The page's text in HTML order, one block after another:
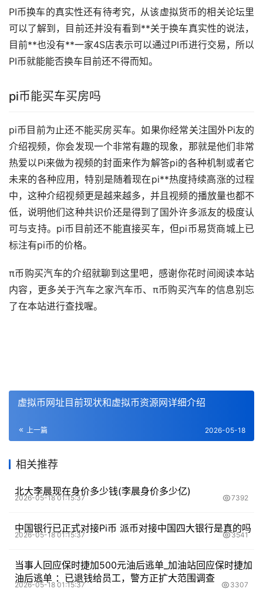
PI币换车的真实性还有待考究，从该虚拟货币的相关论坛里
可以了解到，目前还并没有看到**关于换车真实性的说法，
目前**也没有**一家4S店表示可以通过PI币进行交易，所以
PI币就能能否换车目前还不得而知。
pi币能买车买房吗
pi币目前为止还不能买房买车。如果你经常关注国外Pi友的
介绍视频，你会发现一个非常有趣的现象，那就是他们非常
热爱以Pi来做为视频的封面来作为解答pi的各种机制或者它
未来的各种应用，特别是随着现在pi**热度持续高涨的过程
中，这种介绍视频更是越来越多，并且视频的播放量也都不
低，说明他们这种共识价还是得到了国外许多派友的极度认
可与支持。pi币目前还不能直接买车，但pi币易货商城上已
标注有pi币的价格。
π币购买汽车的介绍就聊到这里吧，感谢你花时间阅读本站
内容，更多关于汽车之家汽车币、π币购买汽车的信息别忘
了在本站进行查找喔。
虚拟币网址目前现状和虚拟币资源网详细介绍
上一篇 2026-05-18
相关推荐
北大李晨现在身价多少钱(李晨身价多少亿)
2026-05-18 01:15:37 7392
中国银行已正式对接Pi币 派币对接中国四大银行是真的吗
2026-05-18 01:15:37 3541
当事人回应保时捷加500元油后逃单_加油站回应保时捷加
油后逃单 ：已退钱给员工，警方正扩大范围调查
2026-05-18 01:15:37 3307